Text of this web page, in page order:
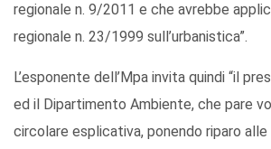
regionale n. 9/2011 e che avrebbe
regionale n. 23/1999 sull’urbanistica”.
L’esponente dell’Mpa invita quindi “il
ed il Dipartimento Ambiente, che pare
circolare esplicativa, ponendo riparo alle